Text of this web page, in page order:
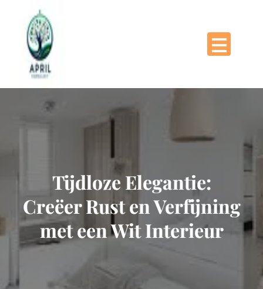
Tijdloze Elegantie:
Creëer Rust en Verfijning
met een Wit Interieur